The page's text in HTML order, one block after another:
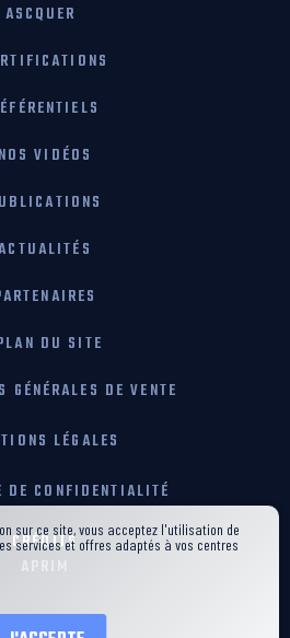
ASCQUER
NOS VIDÉOS
DU SITE
GÉNÉRALES DE VENTE
LÉGALES
DE CONFIDENTIALITÉ
CRÉDITS
APRIM
sur ce site, vous acceptez l'utilisation de
services et offres adaptés à vos centres